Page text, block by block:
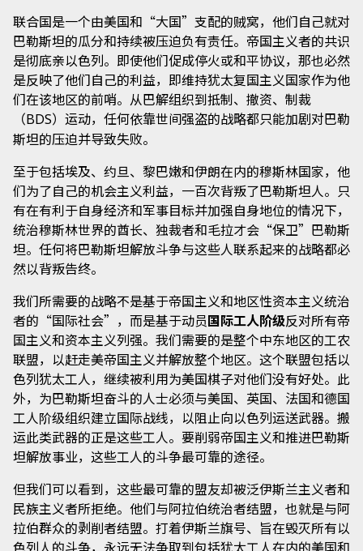
联合国是一个由美国和“大国”支配的贼窝，他们自己就对
巴勒斯坦的瓜分和持续被压迫负有责任。帝国主义者的共识
是彻底亲以色列。即使他们促成停火或和平协议，那也必然
是反映了他们自己的利益，即维持犹太复国主义国家作为他
们在该地区的前哨。从巴解组织到抵制、撤资、制裁
（BDS）运动，任何依靠世间强盗的战略都只能加剧对巴勒
斯坦的压迫并导致失败。
至于包括埃及、约旦、黎巴嫩和伊朗在内的穆斯林国家，他
们为了自己的机会主义利益，一百次背叛了巴勒斯坦人。只
有在有利于自身经济和军事目标并加强自身地位的情况下，
统治穆斯林世界的酋长、独裁者和毛拉才会“保卫”巴勒斯
坦。任何将巴勒斯坦解放斗争与这些人联系起来的战略都必
然以背叛告终。
我们所需要的战略不是基于帝国主义和地区性资本主义统治
者的“国际社会”，而是基于动员国际工人阶级反对所有帝
国主义和资本主义列强。我们需要的是整个中东地区的工农
联盟，以赶走美帝国主义并解放整个地区。这个联盟包括以
色列犹太工人，继续被利用为美国棋子对他们没有好处。此
外，为巴勒斯坦奋斗的人士必须与美国、英国、法国和德国
工人阶级组织建立国际战线，以阻止向以色列运送武器。搬
运此类武器的正是这些工人。要削弱帝国主义和推进巴勒斯
坦解放事业，这些工人的斗争最可靠的途径。
但我们可以看到，这些最可靠的盟友却被泛伊斯兰主义者和
民族主义者所拒绝。他们与阿拉伯统治者结盟，也就是与阿
拉伯群众的剥削者结盟。打着伊斯兰旗号、旨在毁灭所有以